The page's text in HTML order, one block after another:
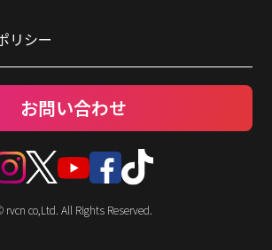
リシー
お問い合わせ
rvcn co,Ltd. All Rights Reserved.